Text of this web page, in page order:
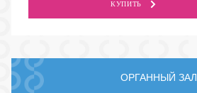
КУПИТЬ
ОРГАННЫЙ ЗАЛ